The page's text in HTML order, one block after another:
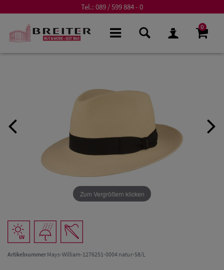
Tel.: 089 / 599 884 - 0
0
Zum Vergrößern klicken
ArtikelnummerMays-William-1276251-0004 natur-58/L